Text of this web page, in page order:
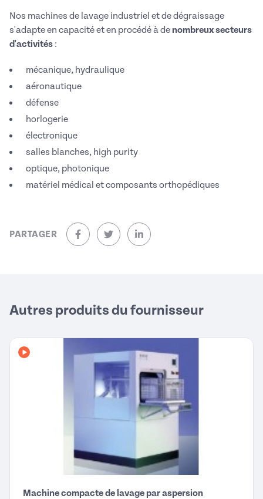
Nos machines de lavage industriel et de dégraissage
s'adapte en capacité et en procédé à de nombreux secteurs
d'activités :
mécanique, hydraulique
aéronautique
défense
horlogerie
électronique
salles blanches, high purity
optique, photonique
matériel médical et composants orthopédiques
PARTAGER
sur Facebook (nouvelle fenêtre)
sur Twitter (nouvelle fenêtre)
sur Linkedin (nouvelle fenêtre)
Autres produits du fournisseur
Avec vidéo
Machine compacte de lavage par aspersion